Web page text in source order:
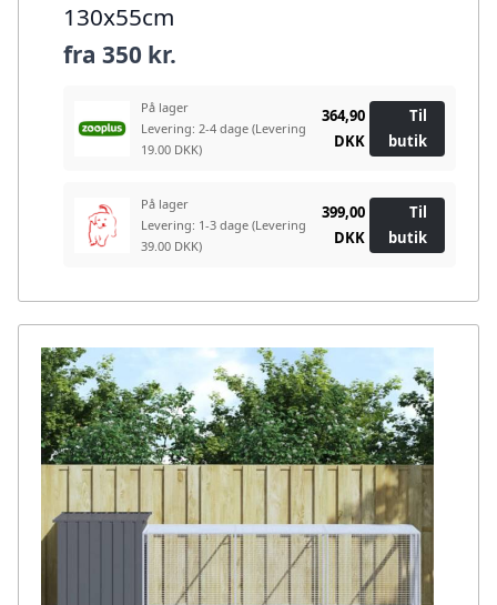
130x55cm
fra 350 kr.
På lager
Levering: 2-4 dage (Levering
19.00 DKK)
364,90
DKK
Til
butik
På lager
Levering: 1-3 dage (Levering
39.00 DKK)
399,00
DKK
Til
butik